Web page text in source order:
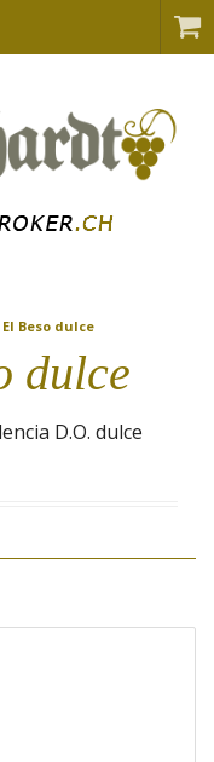
El Beso dulce
dulce
D.O. dulce